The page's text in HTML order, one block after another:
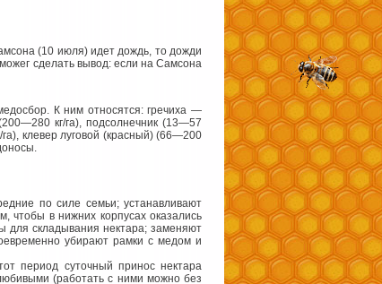
(10 июля) идет дождь, то дожди
сделать вывод: если на Самсона
К ним относятся: гречиха —
кг/га), подсолнечник (13—57
клевер луговой (красный) (66—200
по силе семьи; устанавливают
чтобы в нижних корпусах оказались
складывания нектара; заменяют
убирают рамки с медом и
период суточный принос нектара
(работать с ними можно без